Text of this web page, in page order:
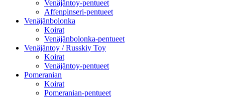
Venäjäntoy-pentueet
Affenpinseri-pentueet
Venäjänbolonka
Koirat
Venäjänbolonka-pentueet
Venäjäntoy / Russkiy Toy
Koirat
Venäjäntoy-pentueet
Pomeranian
Koirat
Pomeranian-pentueet